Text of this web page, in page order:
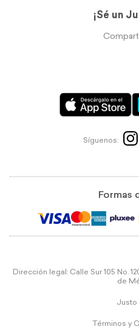
¡Sé un
Síguenos:
Formas
Dirección legal: Calle Sur 105 No.
de
Justo
Términos y